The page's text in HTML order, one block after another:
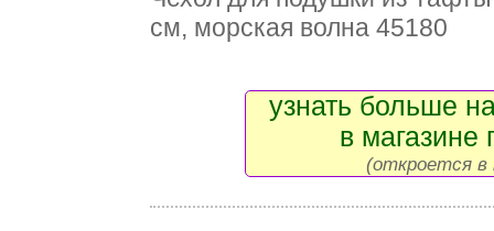
см, морская волна 45180
узнать больше
в магазине
(откроется в